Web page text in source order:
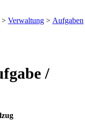
> Verwaltung > Aufgaben
/